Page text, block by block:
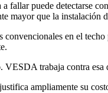
a fallar puede detectarse
mayor que la instalación
en el
trabaja contra esa
ampliamente su